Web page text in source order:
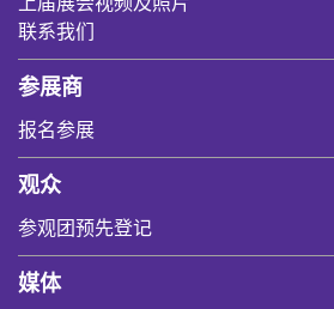
联系我们
参展商
报名参展
观众
参观团预先登记
媒体